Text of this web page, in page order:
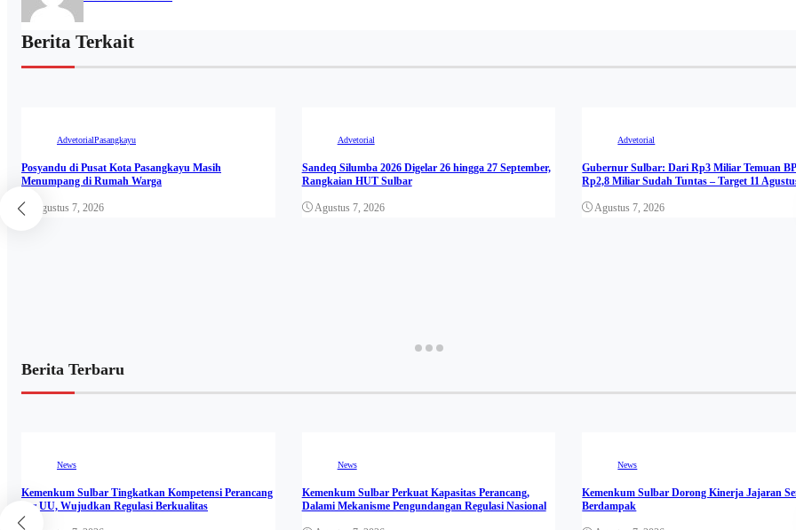
Berita Terkait
AdvetorialPasangkayu
Posyandu di Pusat Kota Pasangkayu Masih
Menumpang di Rumah Warga
Agustus 7, 2026
Advetorial
Sandeq Silumba 2026 Digelar 26 hingga 27 September,
Rangkaian HUT Sulbar
Agustus 7, 2026
Advetorial
Gubernur Sulbar: Dari Rp3 Miliar Temuan
Rp2,8 Miliar Sudah Tuntas – Target 11
Agustus 7, 2026
Berita Terbaru
News
Kemenkum Sulbar Tingkatkan Kompetensi Perancang
Per UU, Wujudkan Regulasi Berkualitas
News
Kemenkum Sulbar Perkuat Kapasitas Perancang,
Dalami Mekanisme Pengundangan Regulasi Nasional
News
Kemenkum Sulbar Dorong Kinerja Jajaran
Berdampak